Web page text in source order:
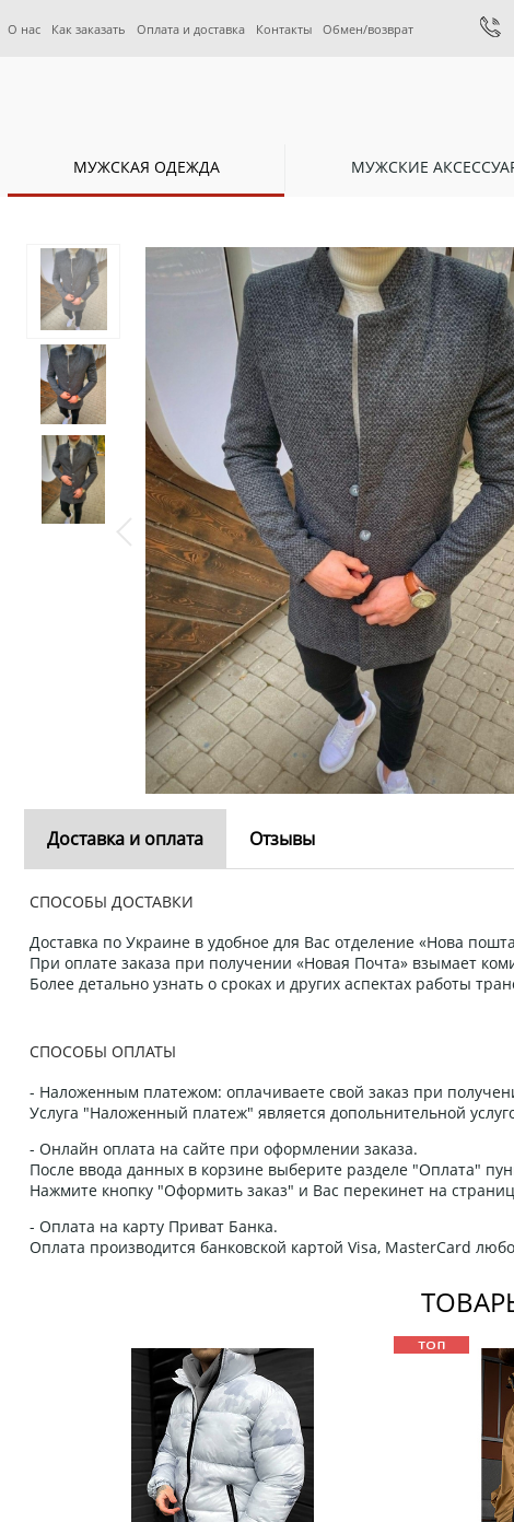
О нас Как заказать Оплата и доставка Контакты Обмен/возврат
МУЖСКАЯ ОДЕЖДА МУЖСКИЕ
Доставка и оплата Отзывы
СПОСОБЫ ДОСТАВКИ
Доставка по Украине в удобное для Вас отделение «Нова
При оплате заказа при получении «Новая Почта» взымает
Более детально узнать о сроках и других аспектах работы
СПОСОБЫ ОПЛАТЫ
- Наложенным платежом: оплачиваете свой заказ при
Услуга "Наложенный платеж" является допольнительной
- Онлайн оплата на сайте при оформлении заказа.
После ввода данных в корзине выберите разделе "Оплата"
Нажмите кнопку "Оформить заказ" и Вас перекинет на
- Оплата на карту Приват Банка.
Оплата производится банковской картой Visa, MasterCard